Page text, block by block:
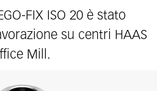
FIX ISO 20 è stato
su centri HAAS
Mill.